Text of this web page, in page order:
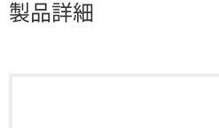
製品詳細